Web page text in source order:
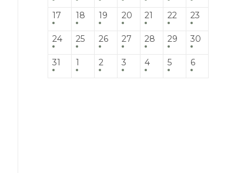
17 18 19 20 21 22 23
24 25 26 27 28 29 30
31 1 2 3 4 5 6